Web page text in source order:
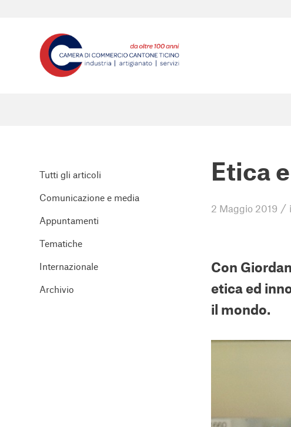
Etica
2 Maggio 2019 /
Con
etica ed
il mondo.
Tutti gli articoli
Comunicazione e media
Appuntamenti
Tematiche
Internazionale
Archivio